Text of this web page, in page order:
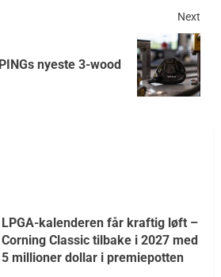
Next
PINGs nyeste 3-wood
LPGA-kalenderen får kraftig løft –
Corning Classic tilbake i 2027 med
5 millioner dollar i premiepotten